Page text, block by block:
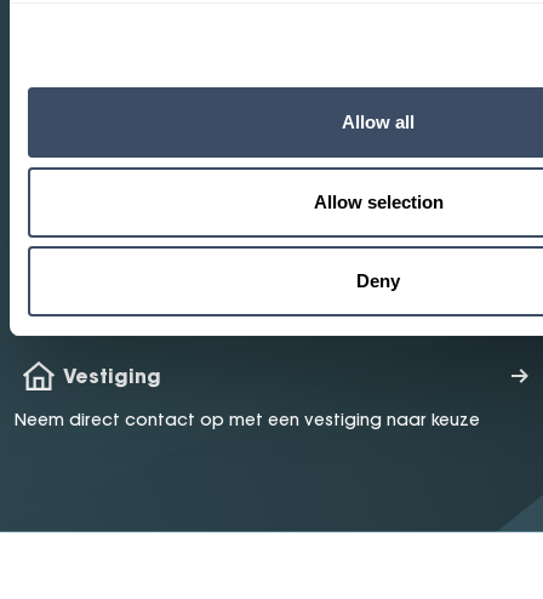
Allow all
Allow selection
Deny
Maak een proefrit in één van onze modellen
Mail ons
Vestiging
Neem direct contact op met een vestiging naar keuze